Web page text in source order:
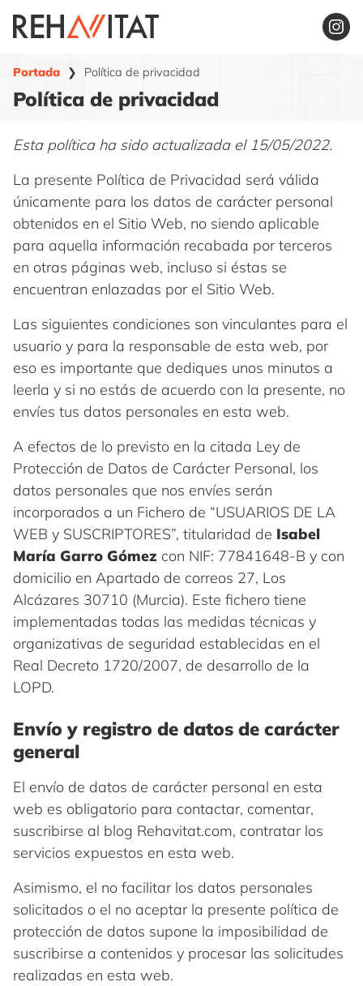
contenido
Portada ❯ Política de privacidad
Política de privacidad
Esta política ha sido actualizada el 15/05/2022.
La presente Política de Privacidad será válida
únicamente para los datos de carácter personal
obtenidos en el Sitio Web, no siendo aplicable
para aquella información recabada por terceros
en otras páginas web, incluso si éstas se
encuentran enlazadas por el Sitio Web.
Las siguientes condiciones son vinculantes para el
usuario y para la responsable de esta web, por
eso es importante que dediques unos minutos a
leerla y si no estás de acuerdo con la presente, no
envíes tus datos personales en esta web.
A efectos de lo previsto en la citada Ley de
Protección de Datos de Carácter Personal, los
datos personales que nos envíes serán
incorporados a un Fichero de “USUARIOS DE LA
WEB y SUSCRIPTORES”, titularidad de Isabel
María Garro Gómez con NIF: 77841648-B y con
domicilio en Apartado de correos 27, Los
Alcázares 30710 (Murcia). Este fichero tiene
implementadas todas las medidas técnicas y
organizativas de seguridad establecidas en el
Real Decreto 1720/2007, de desarrollo de la
LOPD.
Envío y registro de datos de carácter
general
El envío de datos de carácter personal en esta
web es obligatorio para contactar, comentar,
suscribirse al blog Rehavitat.com, contratar los
servicios expuestos en esta web.
Asimismo, el no facilitar los datos personales
solicitados o el no aceptar la presente política de
protección de datos supone la imposibilidad de
suscribirse a contenidos y procesar las solicitudes
realizadas en esta web.